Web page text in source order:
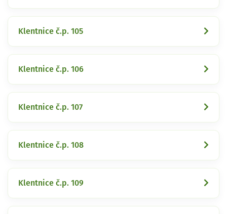
Klentnice č.p. 105
Klentnice č.p. 106
Klentnice č.p. 107
Klentnice č.p. 108
Klentnice č.p. 109